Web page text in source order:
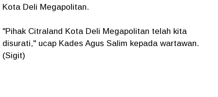
Kota Deli Megapolitan.
"Pihak Citraland Kota Deli Megapolitan telah kita
disurati," ucap Kades Agus Salim kepada wartawan.
(Sigit)